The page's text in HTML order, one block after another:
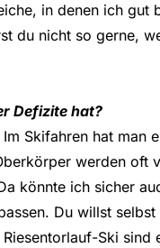
in denen ich gut
du nicht so gerne,
Defizite hat?
Skifahren hat man
werden oft
könnte ich sicher
Du willst
Ski sind